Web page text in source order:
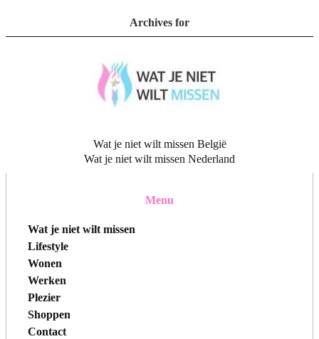
Archives for
Wat je niet wilt missen België
Wat je niet wilt missen Nederland
Menu
Wat je niet wilt missen
Lifestyle
Wonen
Werken
Plezier
Shoppen
Contact